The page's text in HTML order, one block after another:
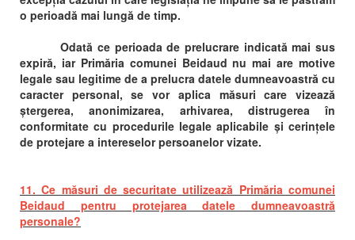
o perioadă mai lungă de timp.
Odată ce perioada de prelucrare indicată mai sus
expiră, iar Primăria comunei Beidaud nu mai are motive
legale sau legitime de a prelucra datele dumneavoastră cu
caracter personal, se vor aplica măsuri care vizează
ștergerea, anonimizarea, arhivarea, distrugerea în
conformitate cu procedurile legale aplicabile și cerințele
de protejare a intereselor persoanelor vizate.
11. Ce măsuri de securitate utilizează Primăria comunei
Beidaud pentru protejarea datele dumneavoastră
personale?